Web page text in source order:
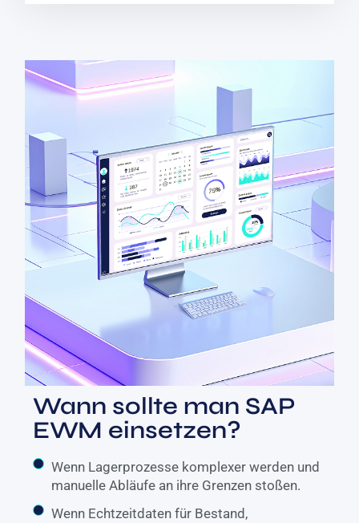
Wann sollte man SAP
EWM einsetzen?
Wenn Lagerprozesse komplexer werden und
manuelle Abläufe an ihre Grenzen stoßen.
Wenn Echtzeitdaten für Bestand,